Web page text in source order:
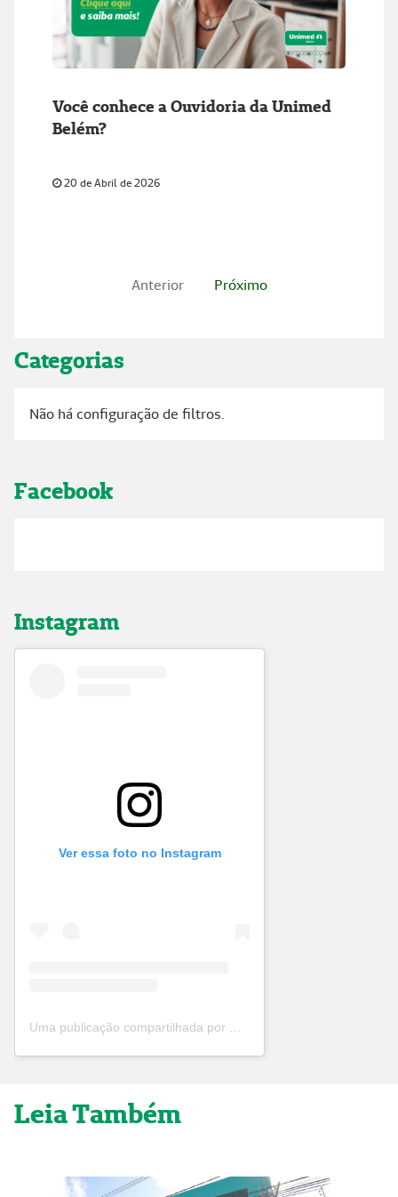
Você conhece a Ouvidoria da Unimed
Belém?
20 de Abril de 2026
Anterior Próximo
Categorias
Não há configuração de filtros.
Facebook
Instagram
Ver essa foto no Instagram
Uma publicação compartilhada por Unimed Belém (@unimed_belem)
Leia Também